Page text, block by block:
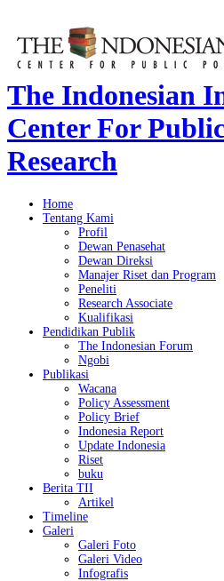
The Indonesian
Center For
Research
Home
Tentang Kami
Profil
Dewan Penasehat
Dewan Direksi
Manajer Riset dan Program
Peneliti
Research Associate
Kualifikasi
Pendidikan Publik
The Indonesian Forum
Ngobi
Publikasi
Wacana
Policy Assessment
Policy Brief
Indonesia Report
Update Indonesia
Riset
buku
Berita TII
Artikel
Timeline
Galeri
Galeri Foto
Galeri Video
Infografis